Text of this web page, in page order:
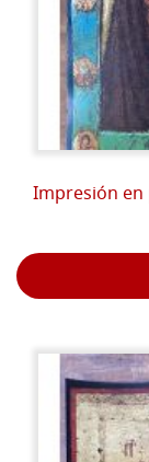
Impresión en